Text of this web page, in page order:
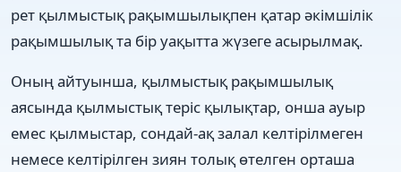
рет қылмыстық рақымшылықпен қатар әкімшілік
рақымшылық та бір уақытта жүзеге асырылмақ.
Оның айтуынша, қылмыстық рақымшылық
аясында қылмыстық теріс қылықтар, онша ауыр
емес қылмыстар, сондай-ақ залал келтірілмеген
немесе келтірілген зиян толық өтелген орташа